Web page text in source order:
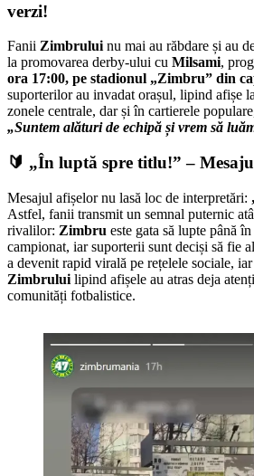
verzi!
Fanii Zimbrului nu mai au răbdare și au
la promovarea derby-ului cu Milsami,
ora 17:00, pe stadionul „Zimbru” din
suporterilor au invadat orașul, lipind afișe
zonele centrale, dar și în cartierele
„Suntem alături de echipă și vrem să
🔰 „În luptă spre titlu!” –
Mesajul afișelor nu lasă loc de interpretări:
Astfel, fanii transmit un semnal puternic
rivalilor: Zimbru este gata să lupte până
campionat, iar suporterii sunt deciși să fie
a devenit rapid virală pe rețelele sociale,
Zimbrului lipind afișele au atras deja
comunități fotbalistice.